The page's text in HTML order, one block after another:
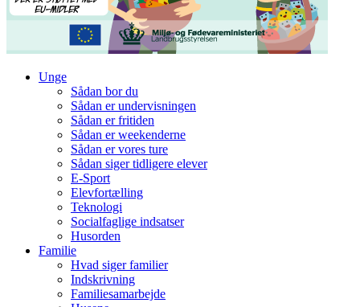
Unge
Sådan bor du
Sådan er undervisningen
Sådan er fritiden
Sådan er weekenderne
Sådan er vores ture
Sådan siger tidligere elever
E-Sport
Elevfortælling
Teknologi
Socialfaglige indsatser
Husorden
Familie
Hvad siger familier
Indskrivning
Familiesamarbejde